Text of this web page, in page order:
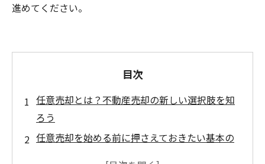
進めてください。
目次
任意売却とは？不動産売却の新しい選択肢を知
ろう
任意売却を始める前に押さえておきたい基本の